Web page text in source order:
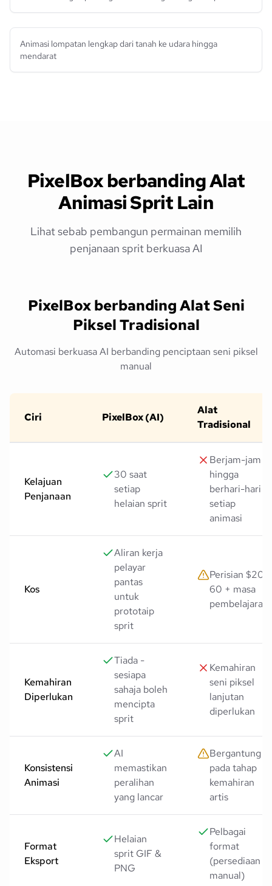
Animasi lompatan lengkap dari tanah ke udara hingga
mendarat
PixelBox berbanding Alat
Animasi Sprit Lain
Lihat sebab pembangun permainan memilih
penjanaan sprit berkuasa AI
PixelBox berbanding Alat Seni
Piksel Tradisional
Automasi berkuasa AI berbanding penciptaan seni piksel
manual
Ciri PixelBox (AI)
Alat
Tradisional
Kelajuan
Penjanaan
30 saat
setiap
helaian sprit
Berjam-jam
hingga
berhari-hari
setiap
animasi
Kos
Aliran kerja
pelayar
pantas
untuk
prototaip
sprit
Perisian $20-
60 + masa
pembelajaran
Kemahiran
Diperlukan
Tiada -
sesiapa
sahaja boleh
mencipta
sprit
Kemahiran
seni piksel
lanjutan
diperlukan
Konsistensi
Animasi
AI
memastikan
peralihan
yang lancar
Bergantung
pada tahap
kemahiran
artis
Format
Eksport
Helaian
sprit GIF &
PNG
Pelbagai
format
(persediaan
manual)